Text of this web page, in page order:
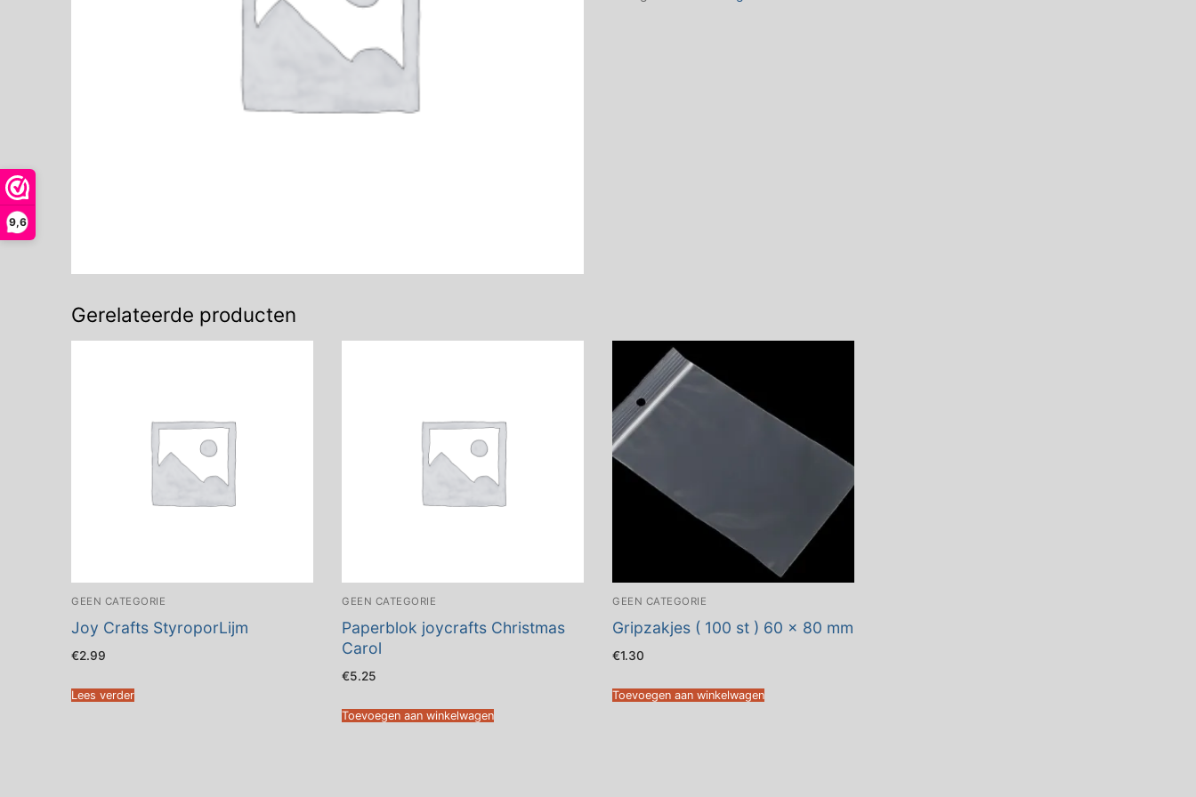
9,6
Gerelateerde producten
GEEN CATEGORIE
Joy Crafts StyroporLijm
€2.99
Lees verder
GEEN CATEGORIE
Paperblok joycrafts Christmas
Carol
€5.25
Toevoegen aan winkelwagen
GEEN CATEGORIE
Gripzakjes ( 100 st ) 60 x 80 mm
€1.30
Toevoegen aan winkelwagen